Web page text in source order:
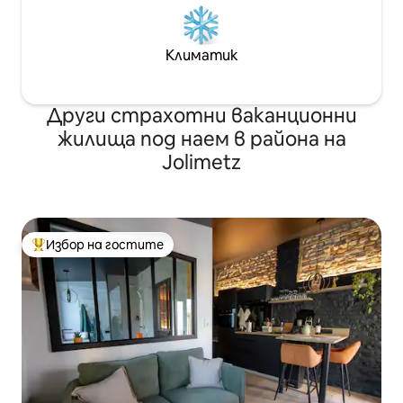
Климатик
Други страхотни ваканционни
жилища под наем в района на
Jolimetz
Най-популярен избор на гостите
Избор на гостите